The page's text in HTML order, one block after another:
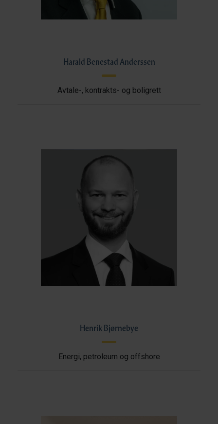
Harald Benestad Anderssen
Avtale-, kontrakts- og boligrett
Henrik Bjørnebye
Energi, petroleum og offshore